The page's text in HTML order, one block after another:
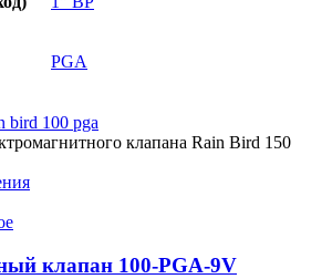
PGA
клапан 100-PGA-9V